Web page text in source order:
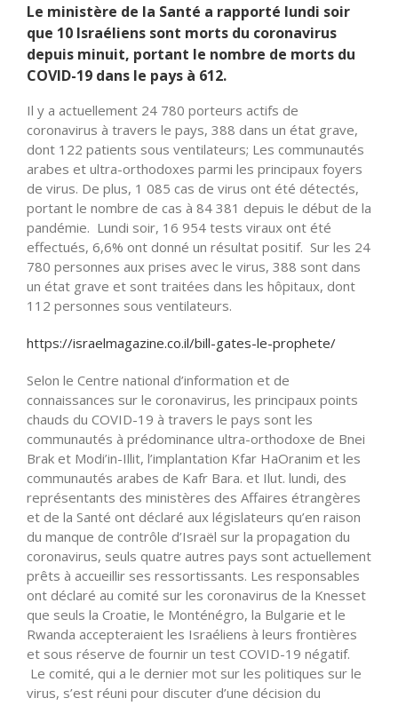
Le ministère de la Santé a rapporté lundi soir
que 10 Israéliens sont morts du coronavirus
depuis minuit, portant le nombre de morts du
COVID-19 dans le pays à 612.
Il y a actuellement 24 780 porteurs actifs de
coronavirus à travers le pays, 388 dans un état grave,
dont 122 patients sous ventilateurs; Les communautés
arabes et ultra-orthodoxes parmi les principaux foyers
de virus. De plus, 1 085 cas de virus ont été détectés,
portant le nombre de cas à 84 381 depuis le début de la
pandémie. Lundi soir, 16 954 tests viraux ont été
effectués, 6,6% ont donné un résultat positif. Sur les 24
780 personnes aux prises avec le virus, 388 sont dans
un état grave et sont traitées dans les hôpitaux, dont
112 personnes sous ventilateurs.
https://israelmagazine.co.il/bill-gates-le-prophete/
Selon le Centre national d’information et de
connaissances sur le coronavirus, les principaux points
chauds du COVID-19 à travers le pays sont les
communautés à prédominance ultra-orthodoxe de Bnei
Brak et Modi’in-Illit, l’implantation Kfar HaOranim et les
communautés arabes de Kafr Bara. et Ilut. lundi, des
représentants des ministères des Affaires étrangères
et de la Santé ont déclaré aux législateurs qu’en raison
du manque de contrôle d’Israël sur la propagation du
coronavirus, seuls quatre autres pays sont actuellement
prêts à accueillir ses ressortissants. Les responsables
ont déclaré au comité sur les coronavirus de la Knesset
que seuls la Croatie, le Monténégro, la Bulgarie et le
Rwanda accepteraient les Israéliens à leurs frontières
et sous réserve de fournir un test COVID-19 négatif.
Le comité, qui a le dernier mot sur les politiques sur le
virus, s’est réuni pour discuter d’une décision du